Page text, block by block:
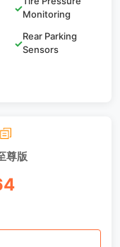
✓
Monitoring
✓
Rear Parking
Sensors
尊版